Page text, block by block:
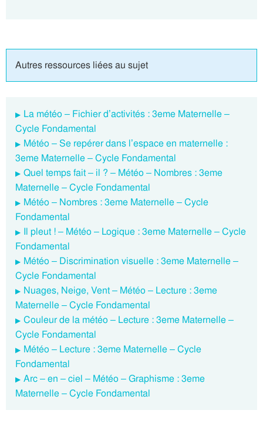
Autres ressources liées au sujet
La météo – Fichier d’activités : 3eme Maternelle –
Cycle Fondamental
Météo – Se repérer dans l’espace en maternelle :
3eme Maternelle – Cycle Fondamental
Quel temps fait – il ? – Météo – Nombres : 3eme
Maternelle – Cycle Fondamental
Météo – Nombres : 3eme Maternelle – Cycle
Fondamental
Il pleut ! – Météo – Logique : 3eme Maternelle – Cycle
Fondamental
Météo – Discrimination visuelle : 3eme Maternelle –
Cycle Fondamental
Nuages, Neige, Vent – Météo – Lecture : 3eme
Maternelle – Cycle Fondamental
Couleur de la météo – Lecture : 3eme Maternelle –
Cycle Fondamental
Météo – Lecture : 3eme Maternelle – Cycle
Fondamental
Arc – en – ciel – Météo – Graphisme : 3eme
Maternelle – Cycle Fondamental